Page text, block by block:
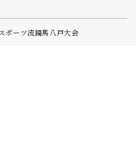
ーツ流鏑馬八戸大会